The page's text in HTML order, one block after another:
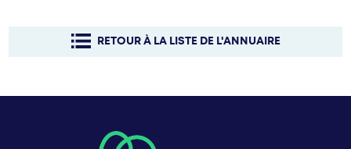
RETOUR À LA LISTE DE L'ANNUAIRE